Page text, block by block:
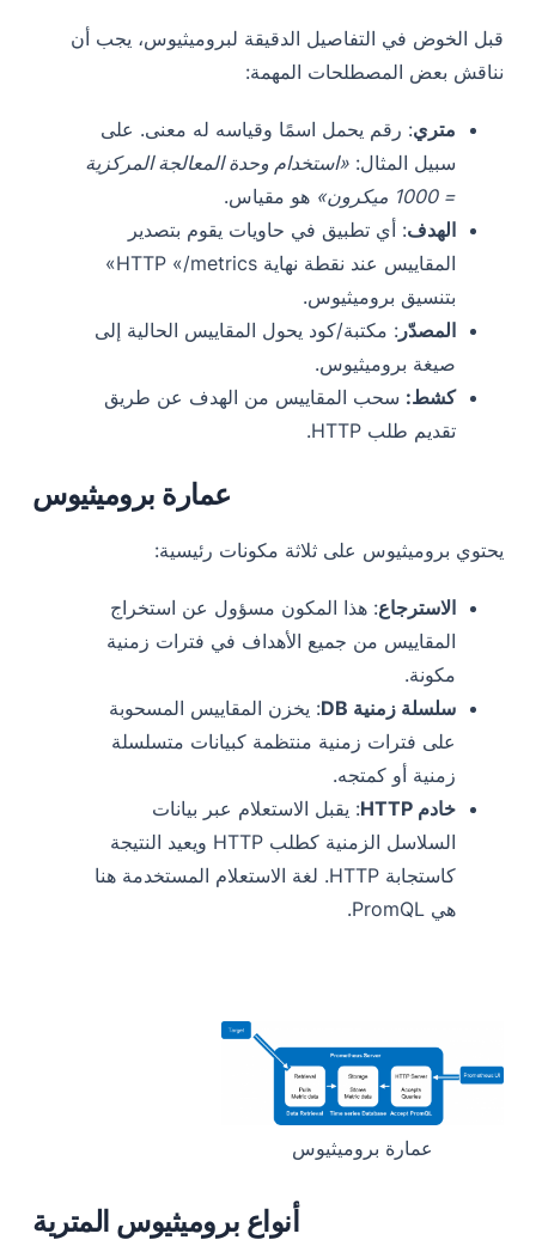
قبل الخوض في التفاصيل الدقيقة لبروميثيوس، يجب أن
نناقش بعض المصطلحات المهمة:
متري: رقم يحمل اسمًا وقياسه له معنى. على
سبيل المثال:«استخدام وحدة المعالجة المركزية
= 1000 ميكرون»
هو مقياس.
الهدف: أي تطبيق في حاويات يقوم بتصدير
المقاييس عند نقطة نهاية HTTP «/metrics»
بتنسيق بروميثيوس.
المصدّر: مكتبة/كود يحول المقاييس الحالية إلى
صيغة بروميثيوس.
كشط: سحب المقاييس من الهدف عن طريق
تقديم طلب HTTP.
عمارة بروميثيوس
يحتوي بروميثيوس على ثلاثة مكونات رئيسية:
الاسترجاع: هذا المكون مسؤول عن استخراج
المقاييس من جميع الأهداف في فترات زمنية
مكونة.
سلسلة زمنية DB
: يخزن المقاييس المسحوبة
على فترات زمنية منتظمة كبيانات متسلسلة
زمنية أو كمتجه.
خادم HTTP
: يقبل الاستعلام عبر بيانات
السلاسل الزمنية كطلب HTTP ويعيد النتيجة
كاستجابة HTTP. لغة الاستعلام المستخدمة هنا
هي PromQL.
عمارة بروميثيوس
أنواع بروميثيوس المترية